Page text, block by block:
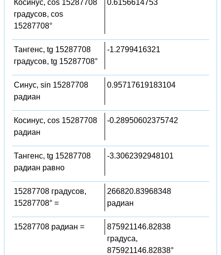
Косинус, cos 15287708
градусов, cos
15287708°
0.6156614753
Тангенс, tg 15287708
градусов, tg 15287708°
-1.2799416321
Синус, sin 15287708
радиан
0.95717619183104
Косинус, cos 15287708
радиан
-0.28950602375742
Тангенс, tg 15287708
радиан равно
-3.3062392948101
15287708 градусов,
15287708° =
266820.83968348
радиан
15287708 радиан =
875921146.82838
градуса,
875921146.82838°